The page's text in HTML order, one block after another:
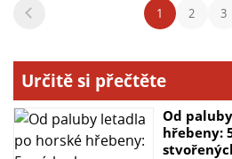
1 2 3
Určitě si přečtěte
Od
hřebeny: